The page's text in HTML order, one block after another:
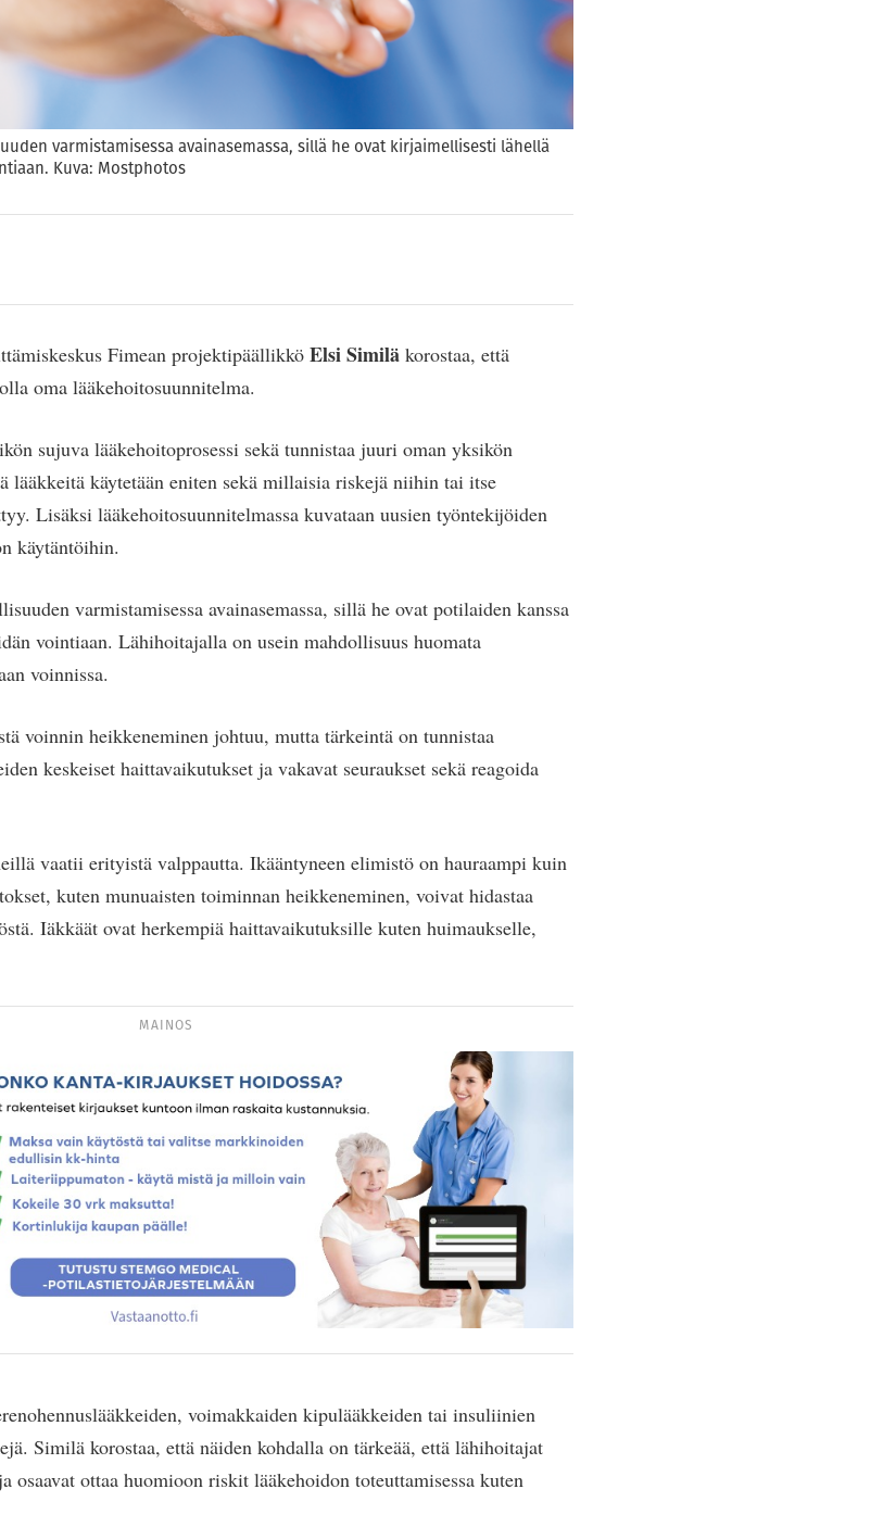
varmistamisessa avainasemassa, sillä he ovat kirjaimellisesti lähellä
Kuva: Mostphotos
Fimean projektipäällikkö Elsi Similä korostaa, että
oma lääkehoitosuunnitelma.
sujuva lääkehoitoprosessi sekä tunnistaa juuri oman yksikön
käytetään eniten sekä millaisia riskejä niihin tai itse
Lisäksi lääkehoitosuunnitelmassa kuvataan uusien työntekijöiden
käytäntöihin.
varmistamisessa avainasemassa, sillä he ovat potilaiden kanssa
vointiaan. Lähihoitajalla on usein mahdollisuus huomata
voinnissa.
voinnin heikkeneminen johtuu, mutta tärkeintä on tunnistaa
keskeiset haittavaikutukset ja vakavat seuraukset sekä reagoida
vaatii erityistä valppautta. Ikääntyneen elimistö on hauraampi kuin
kuten munuaisten toiminnan heikkeneminen, voivat hidastaa
Iäkkäät ovat herkempiä haittavaikutuksille kuten huimaukselle,
MAINOS
voimakkaiden kipulääkkeiden tai insuliinien
Similä korostaa, että näiden kohdalla on tärkeää, että lähihoitajat
osaavat ottaa huomioon riskit lääkehoidon toteuttamisessa kuten